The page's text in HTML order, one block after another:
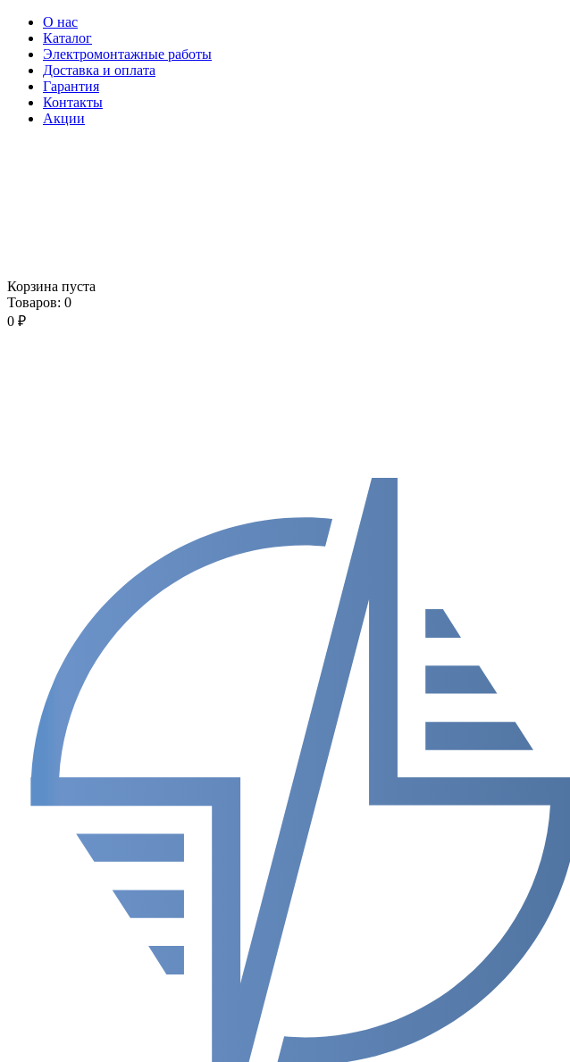
О нас
Каталог
Электромонтажные работы
Доставка и оплата
Гарантия
Контакты
Акции
Корзина пуста
Товаров: 0
0 ₽